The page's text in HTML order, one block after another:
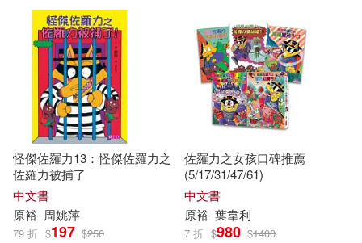
姚裕群（主編）(1)
尖端編輯部(1) 岡嶋裕史(1)
崔曉東，鄒光裕（主編）(1)
廖光裕(1) 張光裕(1)
三悅文化(1)
中國人民大學出版社(1)
中國商務出版社(1)
中國建築工業出版社(1)
中國輕工業出版社(1)
怪傑佐羅力13：怪傑佐羅力之
佐羅力被捕了
中文書
原裕 周姚萍
79 折 $197 $250
佐羅力之女孩口碑推薦
(5/17/31/47/61)
中文書
原裕 葉韋利
7 折 $980 $1400